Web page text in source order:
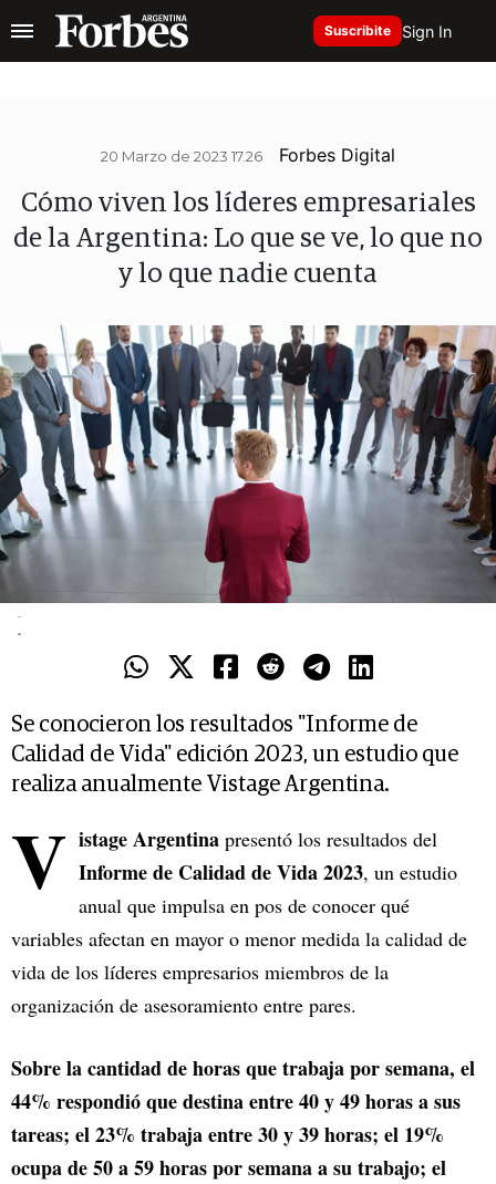
Suscribite Sign In
20 Marzo de 2023 17.26 Forbes Digital
Cómo viven los líderes empresariales
de la Argentina: Lo que se ve, lo que no
y lo que nadie cuenta
-
-
Se conocieron los resultados "Informe de
Calidad de Vida" edición 2023, un estudio que
realiza anualmente Vistage Argentina.
V istage Argentina presentó los resultados del
Informe de Calidad de Vida 2023, un estudio
anual que impulsa en pos de conocer qué
variables afectan en mayor o menor medida la calidad de
vida de los líderes empresarios miembros de la
organización de asesoramiento entre pares.
Sobre la cantidad de horas que trabaja por semana, el
44% respondió que destina entre 40 y 49 horas a sus
tareas; el 23% trabaja entre 30 y 39 horas; el 19%
ocupa de 50 a 59 horas por semana a su trabajo; el